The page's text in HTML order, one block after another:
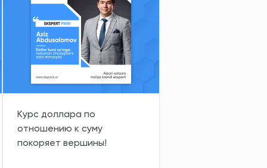
Курс доллара по
отношению к суму
покоряет вершины!